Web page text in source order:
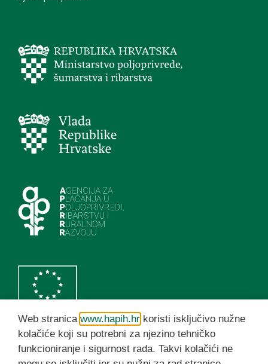
HAPIH YouTube kanal
Web stranica www.hapih.hr koristi isključivo nužne
kolačiće koji su potrebni za njezino tehničko
funkcioniranje i sigurnost rada. Takvi kolačići ne